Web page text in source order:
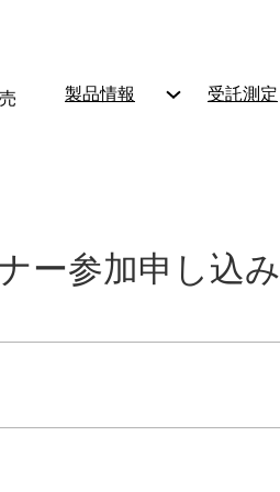
製品情報 受託測定
ー参加申し込み